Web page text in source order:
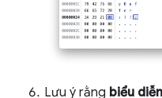
Lưu ý rằng biểu